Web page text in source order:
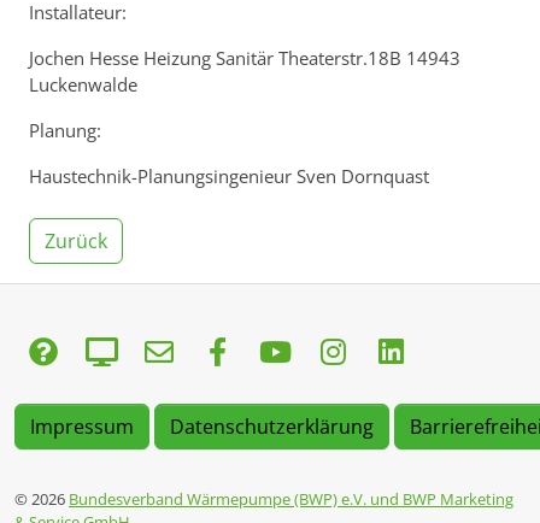
Installateur:
Jochen Hesse Heizung Sanitär Theaterstr.18B 14943
Luckenwalde
Planung:
Haustechnik-Planungsingenieur Sven Dornquast
Zurück
Impressum Datenschutzerklärung
© 2026 Bundesverband Wärmepumpe (BWP) e.V. und BWP Marketing